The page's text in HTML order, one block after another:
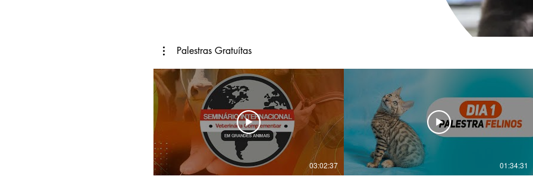
Palestras Gratuítas
03:02:37 01:34:31